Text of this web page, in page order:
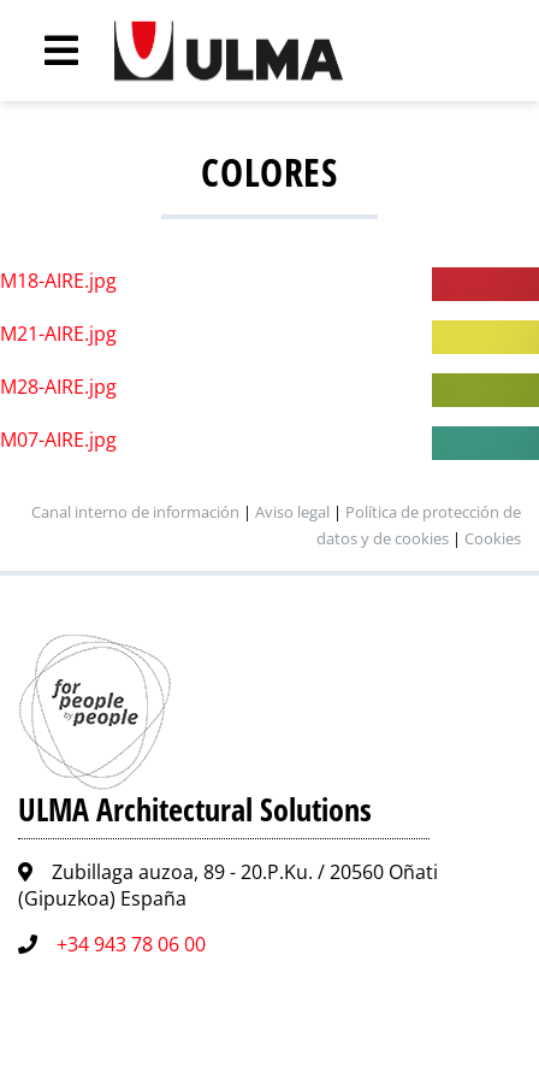
COLORES
M18-AIRE.jpg
M21-AIRE.jpg
M28-AIRE.jpg
M07-AIRE.jpg
Canal interno de información | Aviso legal | Política de protección de
datos y de cookies | Cookies
ULMA Architectural Solutions
Zubillaga auzoa, 89 - 20.P.Ku. / 20560 Oñati
(Gipuzkoa) España
+34 943 78 06 00